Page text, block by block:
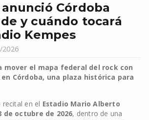
Córdoba
y cuándo tocará
Kempes
2026
mover el mapa federal del rock con
Córdoba, una plaza histórica para
en el Estadio Mario Alberto
de octubre de 2026, dentro de una